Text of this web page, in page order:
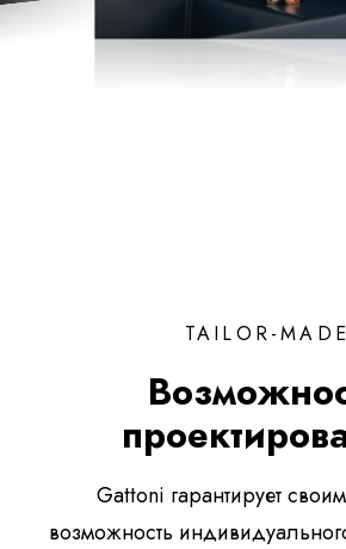
TAILOR-MADE
Gattoni гарантирует
возможность